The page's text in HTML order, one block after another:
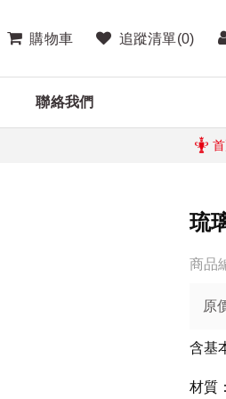
購物車 追蹤清單(0)
聯絡我們
琉
商品
原
含基
材質